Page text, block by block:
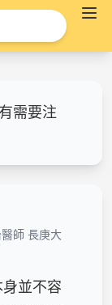
需要注
師 長庚大
並不容